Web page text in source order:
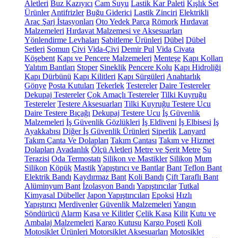
Aletleri Buz Kazıyıcı Cam Suyu Lastik Kar Paleti Kışlık Set
Ürünler Antifrizler Buğu Giderici Lastik Zinciri Elektrikli
Araç Şarj İstasyonları Oto Yedek Parça Römork Hırdavat
Malzemeleri Hırdavat Malzemesi ve Aksesuarları
Yönlendirme Levhaları Sabitleme Ürünleri Dübel Dübel
Setleri Somun Çivi Vida-Çivi Demir Pul Vida Civata
Köşebent Kapı ve Pencere Malzemeleri Menteşe Kapı Kolları
Yalıtım Bantları Stoper Sineklik Pencere Kolu Kapı Hidroliği
Kapı Dürbünü Kapı Kilitleri Kapı Sürgüleri Anahtarlık
Gönye Posta Kutuları Tekerlek Testereler Daire Testereler
Dekupaj Testereler Çok Amaçlı Testereler Tilki Kuyruğu
Testereler Testere Aksesuarları Tilki Kuyruğu Testere Ucu
Daire Testere Bıçağı Dekupaj Testere Ucu İş Güvenlik
Malzemeleri İş Güvenlik Gözlükleri İş Eldiveni İş Elbisesi İş
Ayakkabısı Diğer İş Güvenlik Ürünleri Siperlik Lanyard
Takım Çanta Ve Dolapları Takım Çantası Takım ve Hizmet
Dolapları Avadanlık Ölçü Aletleri Metre ve Şerit Metre Su
Terazisi Oda Termostatı Silikon ve Mastikler Silikon Mum
Silikon Köpük MastikYapıştırıcı ve Bantlar Bant Teflon Bant
Elektrik Bandı Kaydırmaz Bant Koli Bandı Çift Taraflı Bant
Alüminyum Bant İzolasyon Bandı Yapıştırıcılar Tutkal
Kimyasal Dübeller Japon Yapıştırıcıları Epoksi Hızlı
Yapıştırıcı Merdivenler Güvenlik Malzemeleri Yangın
Söndürücü Alarm Kasa ve Kilitler Çelik Kasa Kilit Kutu ve
Ambalaj Malzemeleri Kargo Kutusu Kargo Poşeti Koli
Motosiklet Ürünleri Motorsiklet Aksesuarları Motosiklet